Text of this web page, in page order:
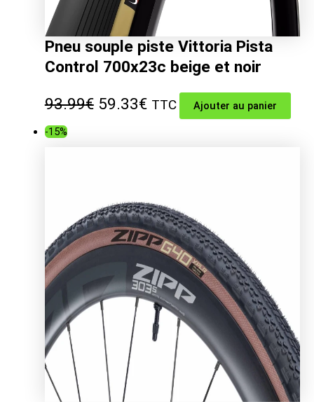
Pneu souple piste Vittoria Pista
Control 700x23c beige et noir
93.99€ Le
93.99€.
59.33€Le
59.33€.
TTC Ajouter au panier
-15%